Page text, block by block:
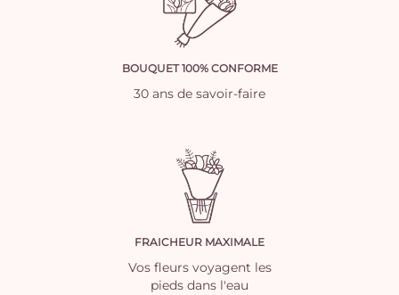
BOUQUET 100% CONFORME
30 ans de savoir-faire
FRAICHEUR MAXIMALE
Vos fleurs voyagent les
pieds dans l'eau